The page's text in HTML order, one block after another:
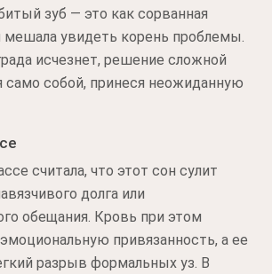
зуб — это как сорванная
мешала увидеть корень проблемы.
исчезнет, решение сложной
само собой, принеся неожиданную
считала, что этот сон сулит
долга или
обещания. Кровь при этом
привязанность, а ее
разрыв формальных уз. В